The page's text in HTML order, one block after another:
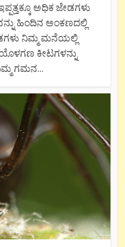
ಅಧಿಕ ಜೇಡಗಳು
ಹಿಂದಿನ ಅಂಕಣದಲ್ಲಿ
ನಿಮ್ಮ ಮನೆಯಲ್ಲಿ
ಕೀಟಗಳನ್ನು
ಗಮನ...